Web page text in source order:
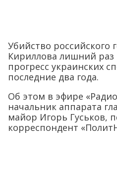
Убийство российского
Кириллова лишний
прогресс украинских
последние два года.
Об этом в эфире
начальник аппарата
майор Игорь Гуськов,
корреспондент